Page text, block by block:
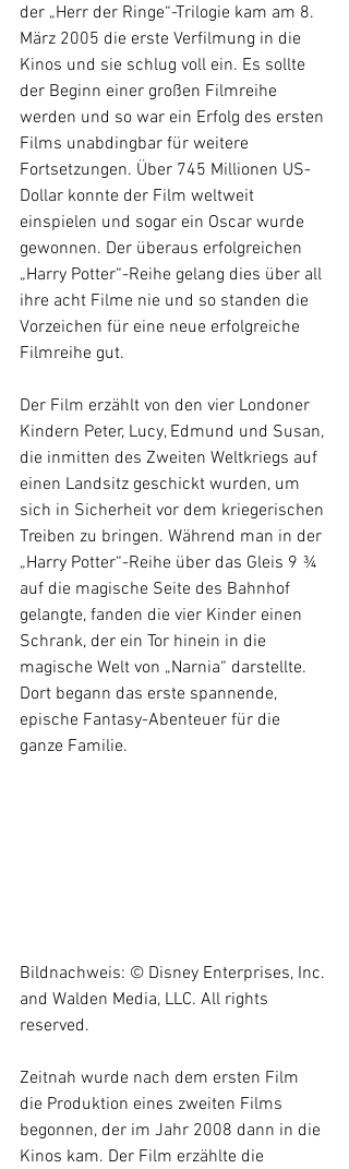
der „Herr der Ringe“-Trilogie kam am 8.
März 2005 die erste Verfilmung in die
Kinos und sie schlug voll ein. Es sollte
der Beginn einer großen Filmreihe
werden und so war ein Erfolg des ersten
Films unabdingbar für weitere
Fortsetzungen. Über 745 Millionen US-
Dollar konnte der Film weltweit
einspielen und sogar ein Oscar wurde
gewonnen. Der überaus erfolgreichen
„Harry Potter“-Reihe gelang dies über all
ihre acht Filme nie und so standen die
Vorzeichen für eine neue erfolgreiche
Filmreihe gut.
Der Film erzählt von den vier Londoner
Kindern Peter, Lucy, Edmund und Susan,
die inmitten des Zweiten Weltkriegs auf
einen Landsitz geschickt wurden, um
sich in Sicherheit vor dem kriegerischen
Treiben zu bringen. Während man in der
„Harry Potter“-Reihe über das Gleis 9 ¾
auf die magische Seite des Bahnhof
gelangte, fanden die vier Kinder einen
Schrank, der ein Tor hinein in die
magische Welt von „Narnia“ darstellte.
Dort begann das erste spannende,
epische Fantasy-Abenteuer für die
ganze Familie.
Bildnachweis: © Disney Enterprises, Inc.
and Walden Media, LLC. All rights
reserved.
Zeitnah wurde nach dem ersten Film
die Produktion eines zweiten Films
begonnen, der im Jahr 2008 dann in die
Kinos kam. Der Film erzählte die